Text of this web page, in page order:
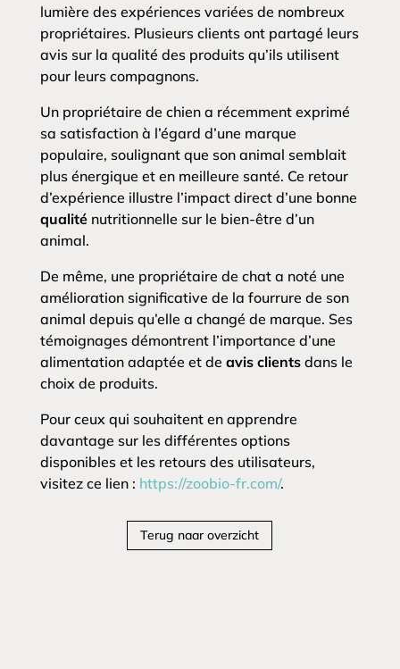
lumière des expériences variées de nombreux
propriétaires. Plusieurs clients ont partagé leurs
avis sur la qualité des produits qu’ils utilisent
pour leurs compagnons.
Un propriétaire de chien a récemment exprimé
sa satisfaction à l’égard d’une marque
populaire, soulignant que son animal semblait
plus énergique et en meilleure santé. Ce retour
d’expérience illustre l’impact direct d’une bonne
qualiténutritionnelle sur le bien-être d’un
animal.
De même, une propriétaire de chat a noté une
amélioration significative de la fourrure de son
animal depuis qu’elle a changé de marque. Ses
témoignages démontrent l’importance d’une
alimentation adaptée et de avis clientsdans le
choix de produits.
Pour ceux qui souhaitent en apprendre
davantage sur les différentes options
disponibles et les retours des utilisateurs,
visitez ce lien : https://zoobio-fr.com/.
Terug naar overzicht